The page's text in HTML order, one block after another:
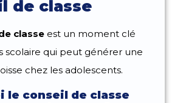
de classe
classe est un moment clé
scolaire qui peut générer une
chez les adolescents.
le conseil de classe